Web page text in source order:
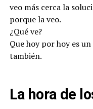
veo más cerca la
porque la veo.
¿Qué ve?
Que hoy por hoy es
también.
La hora de